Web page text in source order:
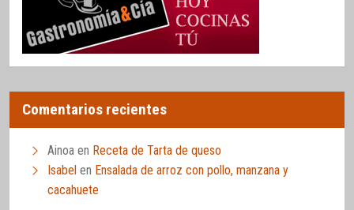
Comentarios recientes
Ainoa en Receta de Tarta de queso
Isabel en Ensalada de arroz con pollo, manzana y
cacahuete